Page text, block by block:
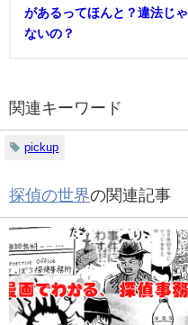
があるってほんと？違法じゃ
ないの？
関連キーワード
pickup
探偵の世界の関連記事